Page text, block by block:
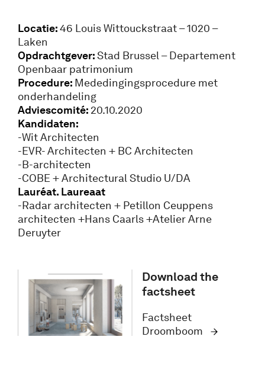
Locatie:46 Louis Wittouckstraat – 1020 –
Laken
Opdrachtgever:Stad Brussel – Departement
Openbaar patrimonium
Procedure: Mededingingsprocedure met
onderhandeling
Adviescomité: 20.10.2020
Kandidaten:
-Wit Architecten
-EVR- Architecten + BC Architecten
-B-architecten
-COBE + Architectural Studio U/DA
Lauréat. Laureaat
-Radar architecten + Petillon Ceuppens
architecten +Hans Caarls +Atelier Arne
Deruyter
Download the
factsheet
Factsheet
Droomboom